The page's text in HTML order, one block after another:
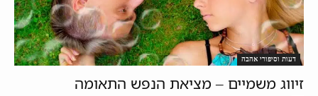
דעות וסיפורי אהבה
זיווג משמיים – מציאת הנפש התאומה